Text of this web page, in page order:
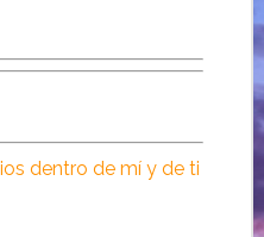
dentro de mí y de ti